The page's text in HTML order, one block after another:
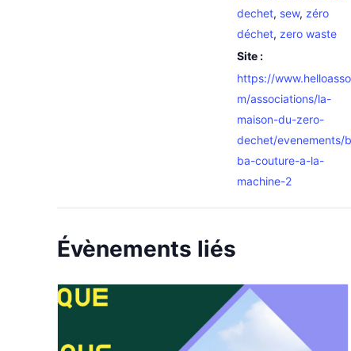
dechet, sew, zéro
déchet, zero waste
Site :
https://
m/associations/la-
maison-du-zero-
dechet/evenements/
ba-couture-a-la-
machine-2
Évènements liés